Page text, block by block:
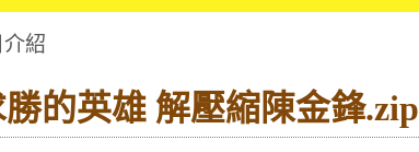
紹
的英雄 解壓縮陳金鋒.zip